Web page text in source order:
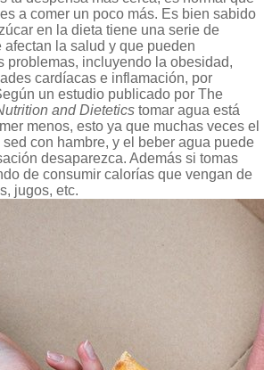
a comer un poco más. Es bien sabido
en la dieta tiene una serie de
la salud y que pueden
problemas, incluyendo la obesidad,
cardíacas e inflamación, por
un estudio publicado por The
and Dietetics tomar agua está
menos, esto ya que muchas veces el
con hambre, y el beber agua puede
desaparezca. Además si tomas
de consumir calorías que vengan de
jugos, etc.